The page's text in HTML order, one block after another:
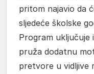
pritom najavio da
sljedeće školske
Program uključuje
pruža dodatnu
pretvore u vidljive